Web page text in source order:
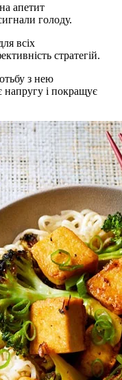
апетит
голоду.
всіх
стратегій.
з нею
напругу і покращує